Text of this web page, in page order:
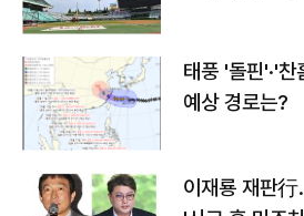
태풍 '돌핀'·'
예상 경로는?
이재룡 재판